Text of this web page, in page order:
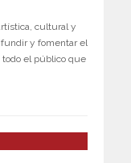
cultural y
y fomentar el
el público que